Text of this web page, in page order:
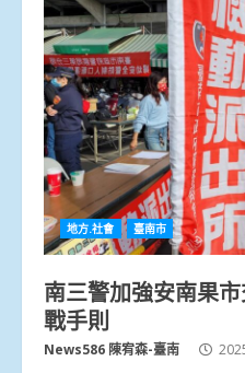
地方.社會 臺南市
南三警加強安南果
戰手則
News586 陳宥森-臺南